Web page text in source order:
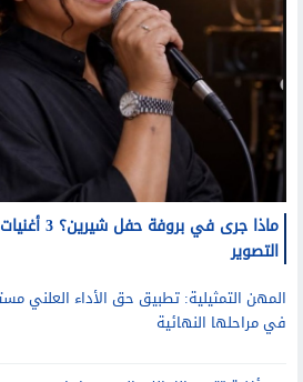
ماذا جرى
التصوير
المهن التمثيلية: تطبيق حق الأداء العلني
في مراحلها النهائية